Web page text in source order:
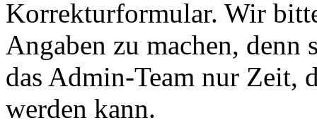
Korrekturformular. Wir
Angaben zu machen,
das Admin-Team nur Zeit,
werden kann.